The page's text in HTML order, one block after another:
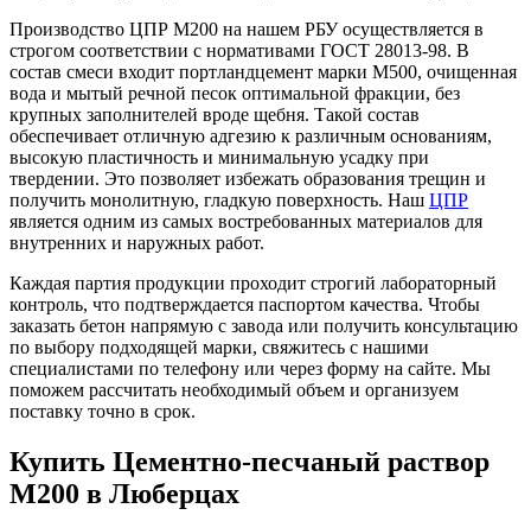
Производство ЦПР М200 на нашем РБУ осуществляется в
строгом соответствии с нормативами ГОСТ 28013-98. В
состав смеси входит портландцемент марки М500, очищенная
вода и мытый речной песок оптимальной фракции, без
крупных заполнителей вроде щебня. Такой состав
обеспечивает отличную адгезию к различным основаниям,
высокую пластичность и минимальную усадку при
твердении. Это позволяет избежать образования трещин и
получить монолитную, гладкую поверхность. Наш ЦПР
является одним из самых востребованных материалов для
внутренних и наружных работ.
Каждая партия продукции проходит строгий лабораторный
контроль, что подтверждается паспортом качества. Чтобы
заказать бетон напрямую с завода или получить консультацию
по выбору подходящей марки, свяжитесь с нашими
специалистами по телефону или через форму на сайте. Мы
поможем рассчитать необходимый объем и организуем
поставку точно в срок.
Купить Цементно-песчаный раствор
М200 в Люберцах